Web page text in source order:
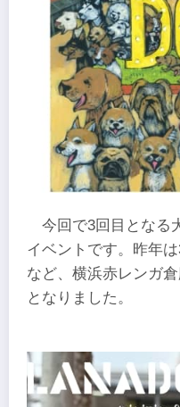
今回で3回目となる
イベントです。昨年
など、横浜赤レンガ
となりました。